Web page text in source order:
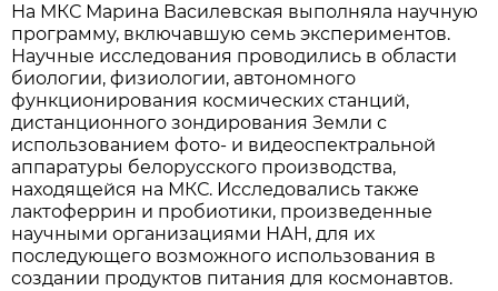
На МКС Марина Василевская выполняла научную
программу, включавшую семь экспериментов.
Научные исследования проводились в области
биологии, физиологии, автономного
функционирования космических станций,
дистанционного зондирования Земли с
использованием фото- и видеоспектральной
аппаратуры белорусского производства,
находящейся на МКС. Исследовались также
лактоферрин и пробиотики, произведенные
научными организациями НАН, для их
последующего возможного использования в
создании продуктов питания для космонавтов.